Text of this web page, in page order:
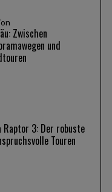
Zwischen
und
3: Der robuste
Touren